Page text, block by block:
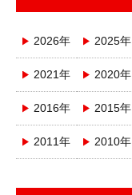
2026年 2025年
2021年 2020年
2016年 2015年
2011年 2010年